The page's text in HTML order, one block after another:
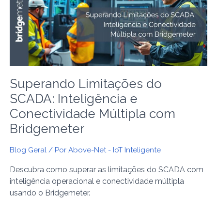
Superando Limitações do
SCADA: Inteligência e
Conectividade Múltipla com
Bridgemeter
Blog Geral / Por Above-Net - IoT Inteligente
Descubra como superar as limitações do SCADA com
inteligência operacional e conectividade múltipla
usando o Bridgemeter.
SCADA:
Inteligência
Conectividade
Múltipla